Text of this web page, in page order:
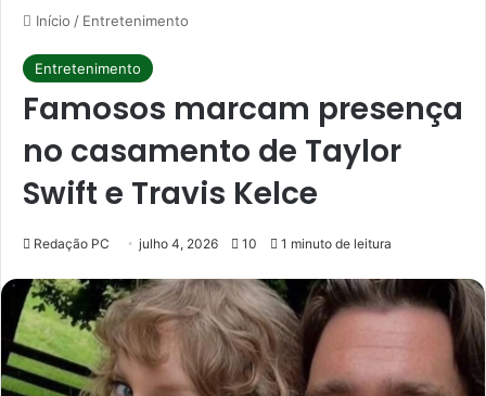
Início / Entretenimento
Entretenimento
Famosos marcam presença
no casamento de Taylor
Swift e Travis Kelce
Redação PC julho 4, 2026 10 1 minuto de leitura